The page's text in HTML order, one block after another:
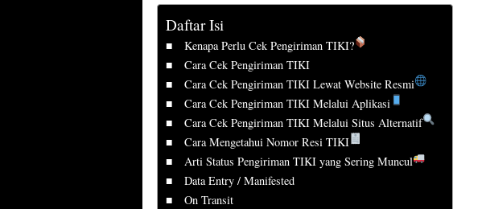
Daftar Isi
Kenapa Perlu Cek Pengiriman TIKI?
Cara Cek Pengiriman TIKI
Cara Cek Pengiriman TIKI Lewat Website Resmi
Cara Cek Pengiriman TIKI Melalui Aplikasi
Cara Cek Pengiriman TIKI Melalui Situs Alternatif
Cara Mengetahui Nomor Resi TIKI
Arti Status Pengiriman TIKI yang Sering Muncul
Data Entry / Manifested
On Transit